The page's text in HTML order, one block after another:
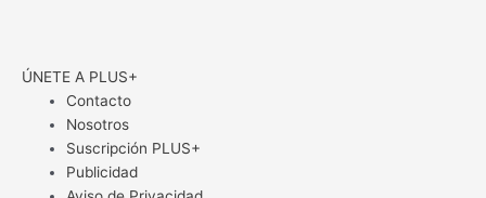
ÚNETE A PLUS+
Contacto
Nosotros
Suscripción PLUS+
Publicidad